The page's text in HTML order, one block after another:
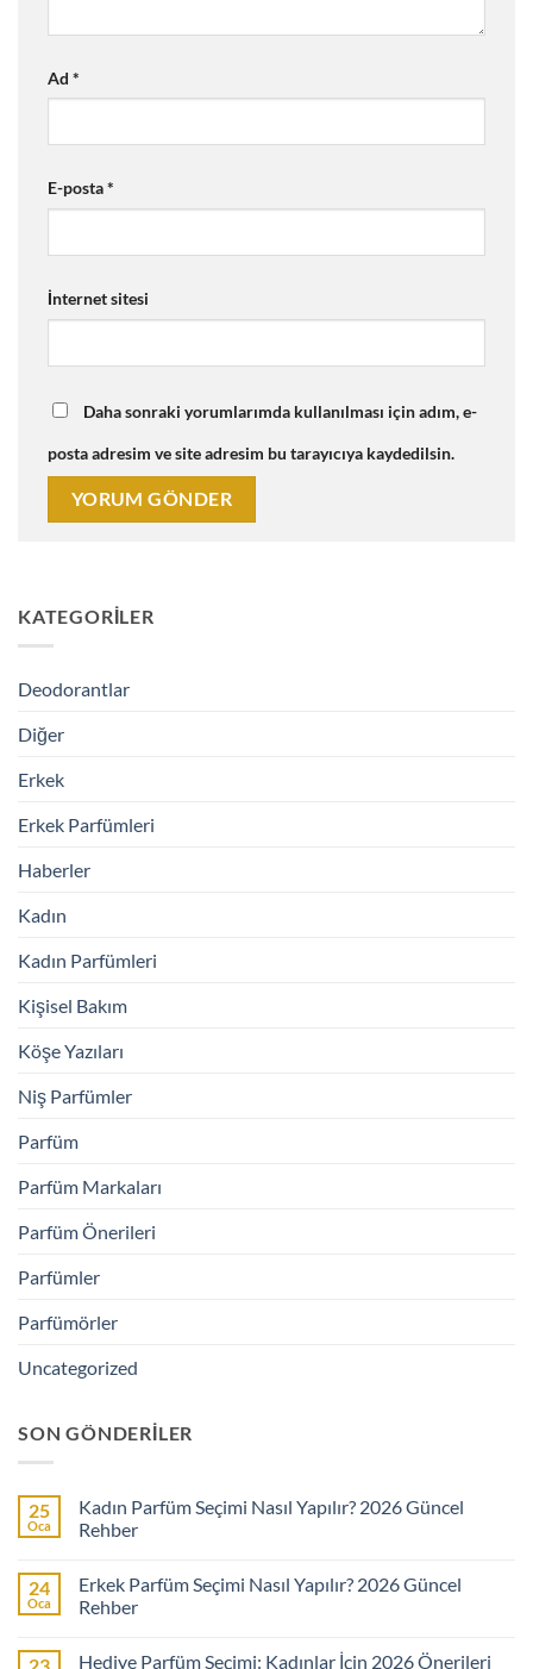
Ad *
E-posta*
İnternet sitesi
Daha sonraki yorumlarımda kullanılması için adım, e-
posta adresim ve site adresim bu tarayıcıya kaydedilsin.
KATEGORILER
Deodorantlar
Diğer
Erkek
Erkek Parfümleri
Haberler
Kadın
Kadın Parfümleri
Kişisel Bakım
Köşe Yazıları
Niş Parfümler
Parfüm
Parfüm Markaları
Parfüm Önerileri
Parfümler
Parfümörler
Uncategorized
SON GÖNDERILER
25
Oca
Kadın Parfüm Seçimi Nasıl Yapılır? 2026 Güncel
Rehber
Kadın
Parfüm
Seçimi
2026
24
Oca
Erkek Parfüm Seçimi Nasıl Yapılır? 2026 Güncel
Rehber
Erkek
23 Hediye Parfüm Seçimi: Kadınlar İçin 2026 Önerileri